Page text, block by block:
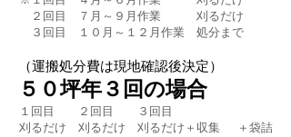
２回目 ７月～９月作業 刈るだけ
３回目 １０月～１２月作業 処分まで
５０坪年３回の場合
１回目 ２回目 ３回目
刈るだけ 刈るだけ 刈るだけ＋収集 ＋袋詰
（運搬処分費は現地確認後決定）